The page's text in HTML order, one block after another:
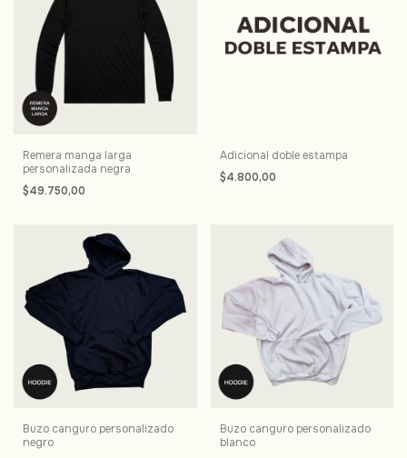
Remera manga larga
personalizada negra
$49.750,00
Adicional doble estampa
$4.800,00
Buzo canguro personalizado
negro
Buzo canguro personalizado
blanco